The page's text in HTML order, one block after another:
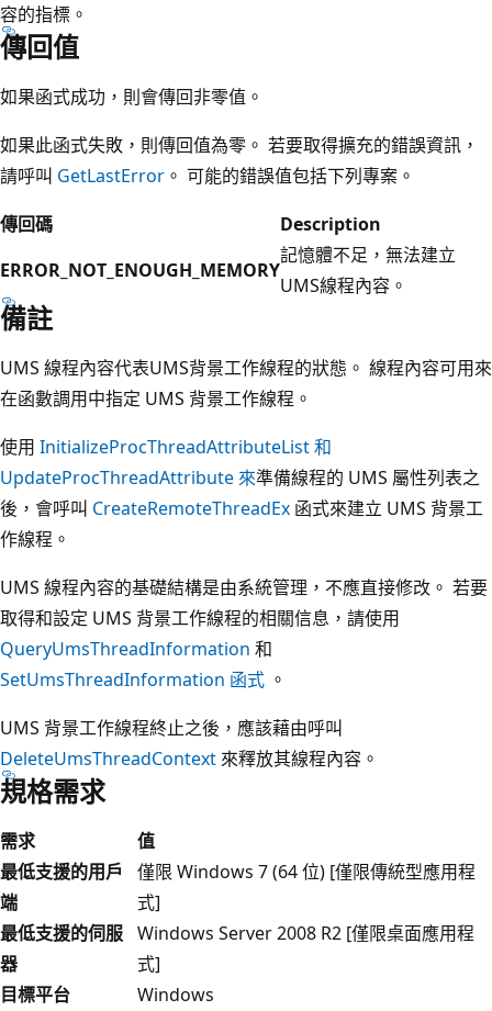
容的指標。
傳回值
如果函式成功，則會傳回非零值。
如果此函式失敗，則傳回值為零。 若要取得擴充的錯誤資訊，
請呼叫 GetLastError 。 可能的錯誤值包括下列專案。
傳回碼
Description
ERROR_NOT_ENOUGH_MEMORY
記憶體不足，無法建立
UMS線程內容。
備註
UMS 線程內容代表UMS背景工作線程的狀態。 線程內容可用來
在函數調用中指定 UMS 背景工作線程。
使用 InitializeProcThreadAttributeList 和
UpdateProcThreadAttribute 來準備線程的 UMS 屬性列表之
後， 會呼叫 CreateRemoteThreadEx 函式來建立 UMS 背景工
作線程。
UMS 線程內容的基礎結構是由系統管理，不應直接修改。 若要
取得和設定 UMS 背景工作線程的相關信息，請使用
QueryUmsThreadInformation 和
SetUmsThreadInformation 函式 。
UMS 背景工作線程終止之後，應該藉由呼叫
DeleteUmsThreadContext 來釋放其線程內容。
規格需求
需求
值
最低支援的用戶
端
僅限 Windows 7 (64 位) [僅限傳統型應用程
式]
最低支援的伺服
器
Windows Server 2008 R2 [僅限桌面應用程
式]
目標平台
Windows